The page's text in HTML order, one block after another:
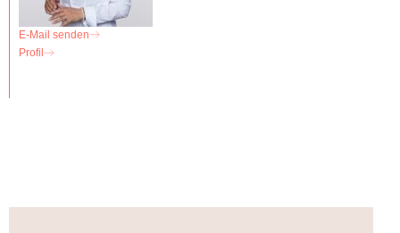
E-Mail senden
Profil